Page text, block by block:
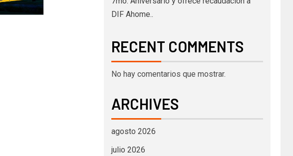
DIF Ahome..
RECENT COMMENTS
No hay comentarios que mostrar.
ARCHIVES
agosto 2026
julio 2026